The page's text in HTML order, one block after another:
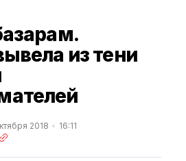
из тени
2018 16:11